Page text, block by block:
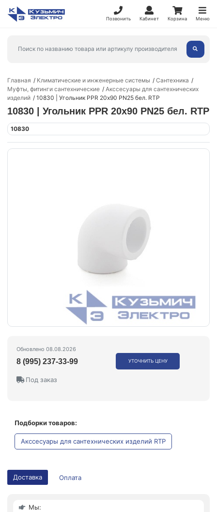
Позвонить Кабинет Корзина Меню
Главная Климатические и инженерные системы
Сантехника
Муфты, фитинги сантехнические
Акссесуары для сантехнических
изделий
10830 | Угольник PPR 20х90 PN25 бел. RTP
10830 | Угольник PPR 20х90 PN25 бел. RTP
10830
Обновлено 08.08.2026
8 (995) 237-33-99 УТОЧНИТЬ ЦЕНУ
Под заказ
Подборки товаров:
Акссесуары для сантехнических изделий RTP
Доставка Оплата
Мы: